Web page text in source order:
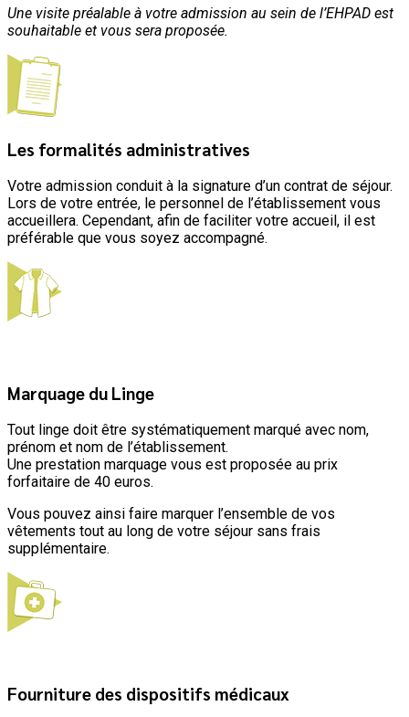
Une visite préalable à votre admission au sein de l’EHPAD est
souhaitable et vous sera proposée.
Les formalités administratives
Votre admission conduit à la signature d’un contrat de séjour.
Lors de votre entrée, le personnel de l’établissement vous
accueillera. Cependant, afin de faciliter votre accueil, il est
préférable que vous soyez accompagné.
Marquage du Linge
Tout linge doit être systématiquement marqué avec nom,
prénom et nom de l’établissement.
Une prestation marquage vous est proposée au prix
forfaitaire de 40 euros.
Vous pouvez ainsi faire marquer l’ensemble de vos
vêtements tout au long de votre séjour sans frais
supplémentaire.
Fourniture des dispositifs médicaux